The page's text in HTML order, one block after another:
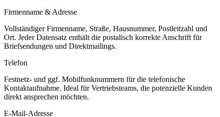
Firmenname & Adresse
Vollständiger Firmenname, Straße, Hausnummer, Postleitzahl und
Ort. Jeder Datensatz enthält die postalisch korrekte Anschrift für
Briefsendungen und Direktmailings.
Telefon
Festnetz- und ggf. Mobilfunknummern für die telefonische
Kontaktaufnahme. Ideal für Vertriebsteams, die potenzielle Kunden
direkt ansprechen möchten.
E-Mail-Adresse